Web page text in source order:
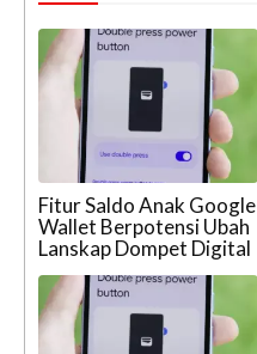
Fitur Saldo Anak Google
Wallet Berpotensi Ubah
Lanskap Dompet Digital